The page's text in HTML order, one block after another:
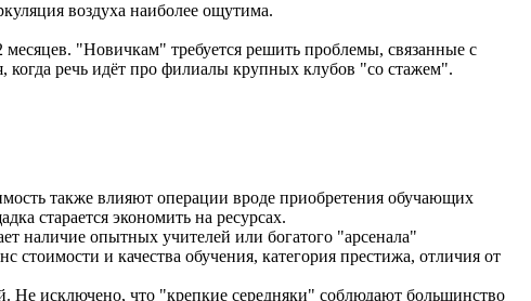
воздуха наиболее ощутима.
"Новичкам" требуется решить проблемы, связанные с
речь идёт про филиалы крупных клубов "со стажем".
также влияют операции вроде приобретения обучающих
старается экономить на ресурсах.
наличие опытных учителей или богатого "арсенала"
и качества обучения, категория престижа, отличия от
Не исключено, что "крепкие середняки" соблюдают большинство